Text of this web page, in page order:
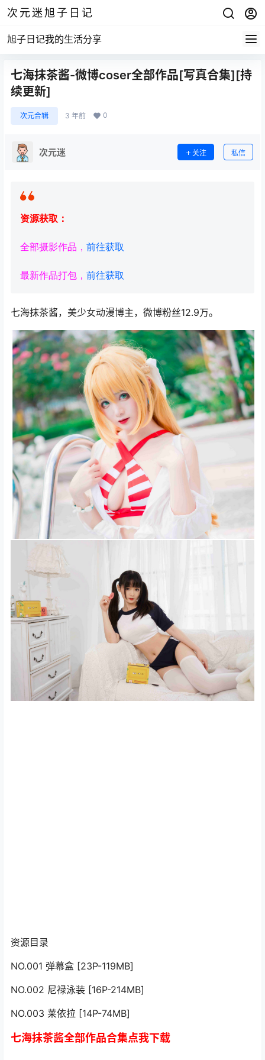
次元迷旭子日记
旭子日记我的生活分享
七海抹茶酱-微博coser全部作品[写真合集][持
续更新]
次元合辑 3 年前 0
次元迷 关注 私信
资源获取：
全部摄影作品， 前往获取
最新作品打包， 前往获取
七海抹茶酱，美少女动漫博主，微博粉丝12.9万。
资源目录
NO.001 弹幕盒 [23P-119MB]
NO.002 尼禄泳装 [16P-214MB]
NO.003 莱依拉 [14P-74MB]
七海抹茶酱全部作品合集点我下载